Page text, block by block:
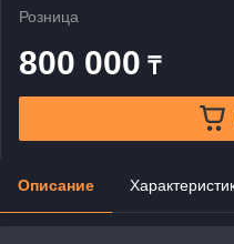
Розница
800 000 ₸
Описание